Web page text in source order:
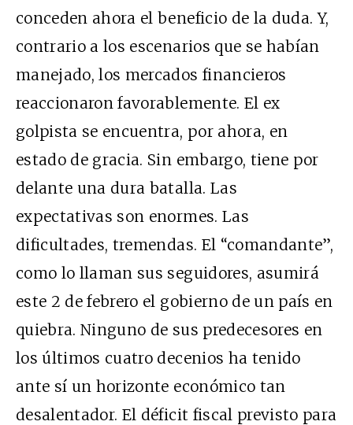
conceden ahora el beneficio de la duda. Y,
contrario a los escenarios que se habían
manejado, los mercados financieros
reaccionaron favorablemente. El ex
golpista se encuentra, por ahora, en
estado de gracia. Sin embargo, tiene por
delante una dura batalla. Las
expectativas son enormes. Las
dificultades, tremendas. El “comandante”,
como lo llaman sus seguidores, asumirá
este 2 de febrero el gobierno de un país en
quiebra. Ninguno de sus predecesores en
los últimos cuatro decenios ha tenido
ante sí un horizonte económico tan
desalentador. El déficit fiscal previsto para